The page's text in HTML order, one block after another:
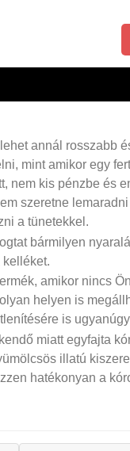
annál rosszabb
mint amikor egy
nem kis pénzbe és
szeretne
a tünetekkel.
bármilyen
kelléket.
amikor nincs
helyen is
is
miatt egyfajta
illatú
hatékonyan a